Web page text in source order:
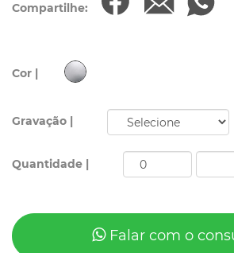
Compartilhe:
Cor |
Gravação |
Quantidade |
Falar com o